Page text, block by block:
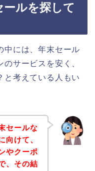
ルを探して
中には、年末セール
サービスを安く、
と考えている人もい
セールな
向けて、
やクーポ
、その結